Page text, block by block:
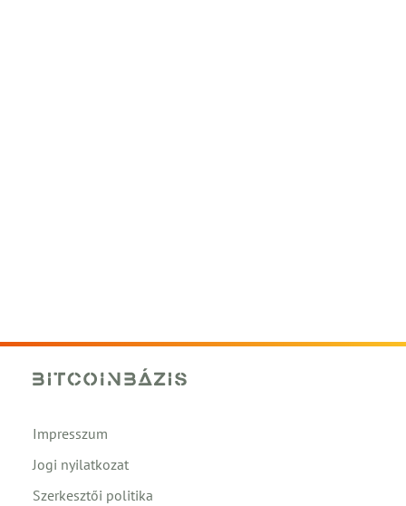
Impresszum
Jogi nyilatkozat
Szerkesztői politika